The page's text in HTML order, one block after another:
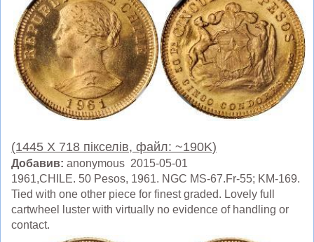
(1445 X 718 пікселів, файл: ~190K)
Добавив: anonymous 2015-05-01
1961,CHILE. 50 Pesos, 1961. NGC MS-67.Fr-55; KM-169.
Tied with one other piece for finest graded. Lovely full
cartwheel luster with virtually no evidence of handling or
contact.